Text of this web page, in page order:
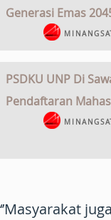
Generasi Emas
PSDKU UNP Di
Pendaftaran
‘’Masyarakat